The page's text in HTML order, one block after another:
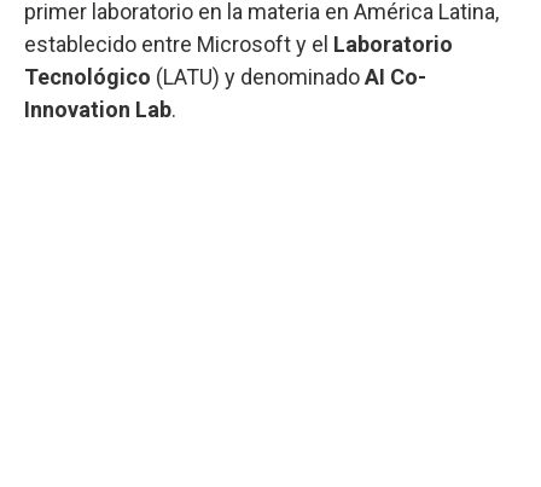
primer laboratorio en la materia en América Latina,
establecido entre Microsoft y el Laboratorio
Tecnológico (LATU) y denominadoAI Co-
Innovation Lab.